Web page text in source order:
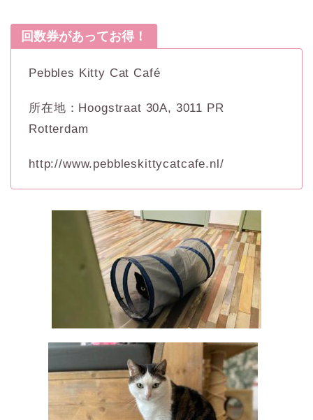
回数券があってお得！
Pebbles Kitty Cat Café
所在地：Hoogstraat 30A, 3011 PR
Rotterdam
http://www.pebbleskittycatcafe.nl/